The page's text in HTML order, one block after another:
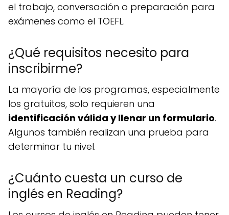
el trabajo, conversación o preparación para
exámenes como el TOEFL.
¿Qué requisitos necesito para
inscribirme?
La mayoría de los programas, especialmente
los gratuitos, solo requieren una
identificación válida y llenar un formulario.
Algunos también realizan una prueba para
determinar tu nivel.
¿Cuánto cuesta un curso de
inglés en Reading?